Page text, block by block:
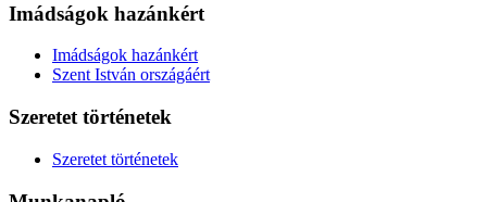
Imádságok hazánkért
Imádságok hazánkért
Szent István országáért
Szeretet történetek
Szeretet történetek